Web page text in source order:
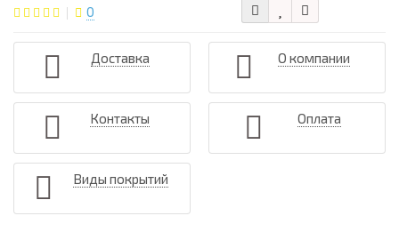
0
Доставка О компании
Контакты Оплата
Виды покрытий